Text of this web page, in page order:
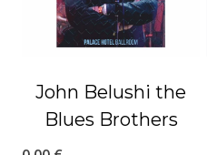
John Belushi the
Blues Brothers